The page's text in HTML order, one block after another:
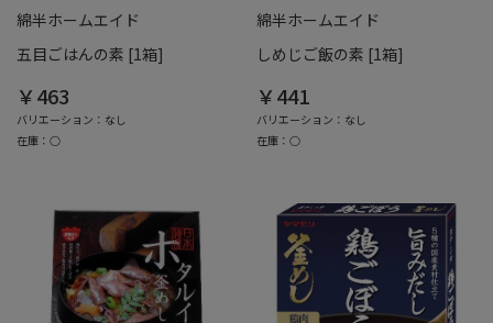
綿半ホームエイド
五目ごはんの素 [1箱]
￥463
バリエーション：なし
在庫：○
綿半ホームエイド
しめじご飯の素 [1箱]
￥441
バリエーション：なし
在庫：○